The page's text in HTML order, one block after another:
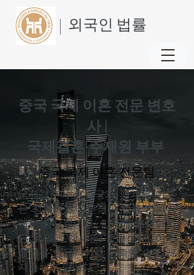
| 외국인 법률
중국 국제 이혼 전문 변호
사 |
국제결혼·주재원 부부
중국 국제 이혼 전문팀
국제결혼이나 중국과 연계된 이혼
은 정확하고 실무적인 법률 지원이
매우 중요합니다. 한국에 거주하시
든 해외에 계시든, 중국 관련 이혼
절차를 효율적이고 신뢰할 수 있게
지원해 드립니다.